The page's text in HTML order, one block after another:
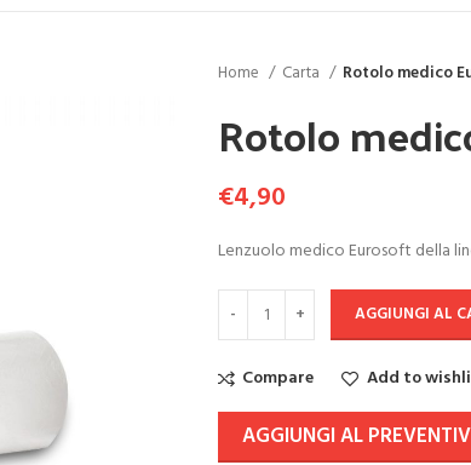
Home Carta Rotolo medico
Rotolo
€4,90
Lenzuolo medico Eurosoft della
AGGIUNGI AL
Compare Add to
AGGIUNGI AL